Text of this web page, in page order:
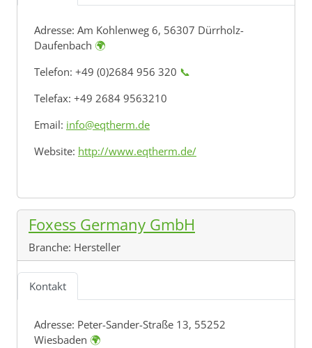
Adresse: Am Kohlenweg 6, 56307 Dürrholz-
Daufenbach 🌍
Telefon: +49 (0)2684 956 320 📞
Telefax: +49 2684 9563210
Email: info@eqtherm.de
Website: http://www.eqtherm.de/
Foxess Germany GmbH
Branche: Hersteller
Kontakt
Adresse: Peter-Sander-Straße 13, 55252
Wiesbaden 🌍